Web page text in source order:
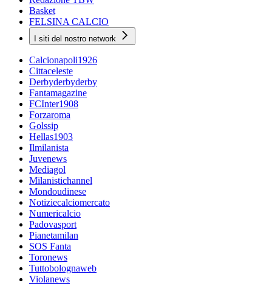
Basket
FELSINA CALCIO
I siti del nostro network
Calcionapoli1926
Cittaceleste
Derbyderbyderby
Fantamagazine
FCInter1908
Forzaroma
Golssip
Hellas1903
Ilmilanista
Juvenews
Mediagol
Milanistichannel
Mondoudinese
Notiziecalciomercato
Numericalcio
Padovasport
Pianetamilan
SOS Fanta
Toronews
Tuttobolognaweb
Violanews